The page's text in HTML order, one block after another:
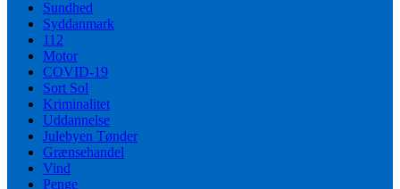
Sundhed
Syddanmark
112
Motor
COVID-19
Sort Sol
Kriminalitet
Uddannelse
Julebyen Tønder
Grænsehandel
Vind
Penge